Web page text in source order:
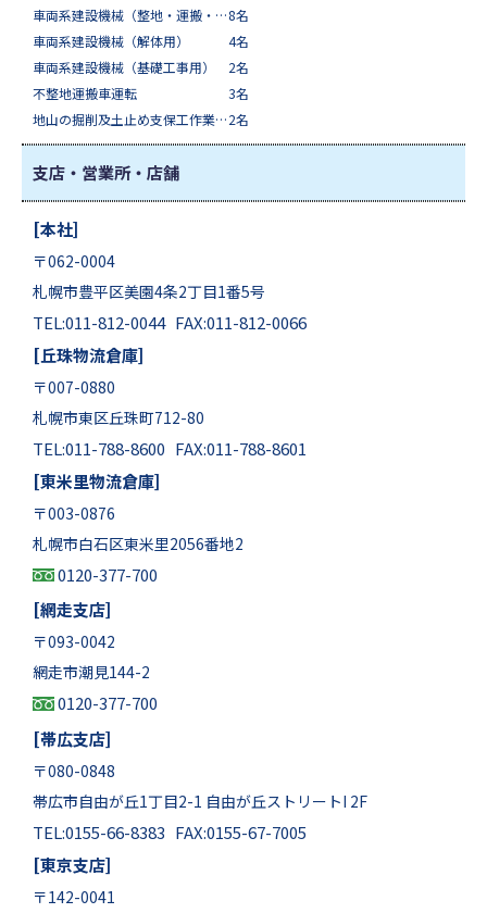
車両系建設機械（整地・運搬・積込み用及び掘削用）8名
車両系建設機械（解体用）
4名
車両系建設機械（基礎工事用）
2名
不整地運搬車運転
3名
地山の掘削及土止め支保工作業主任者2名
支店・営業所・店舗
[本社]
〒062-0004
札幌市豊平区美園4条2丁目1番5号
TEL:011-812-0044 FAX:011-812-0066
[丘珠物流倉庫]
〒007-0880
札幌市東区丘珠町712-80
TEL:011-788-8600 FAX:011-788-8601
[東米里物流倉庫]
〒003-0876
札幌市白石区東米里2056番地2
0120-377-700
[網走支店]
〒093-0042
網走市潮見144-2
0120-377-700
[帯広支店]
〒080-0848
帯広市自由が丘1丁目2-1 自由が丘ストリートI 2F
TEL:0155-66-8383 FAX:0155-67-7005
[東京支店]
〒142-0041